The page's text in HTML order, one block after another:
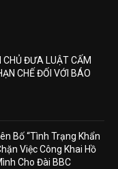
CHỦ ĐƯA LUẬT CẤM
CHẾ ĐỐI VỚI BÁO
Bố “Tình Trạng Khẩn
Việc Công Khai Hồ
Cho Đài BBC